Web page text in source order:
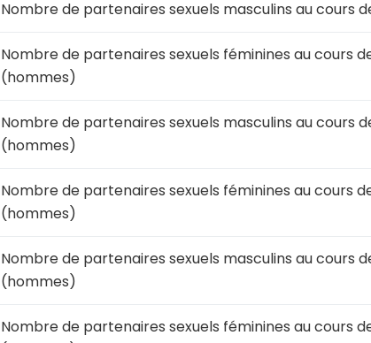
Nombre de partenaires sexuels masculins au cours
Nombre de partenaires sexuels féminines au cours
(hommes)
Nombre de partenaires sexuels masculins au cours
(hommes)
Nombre de partenaires sexuels féminines au cours
(hommes)
Nombre de partenaires sexuels masculins au cours
(hommes)
Nombre de partenaires sexuels féminines au cours